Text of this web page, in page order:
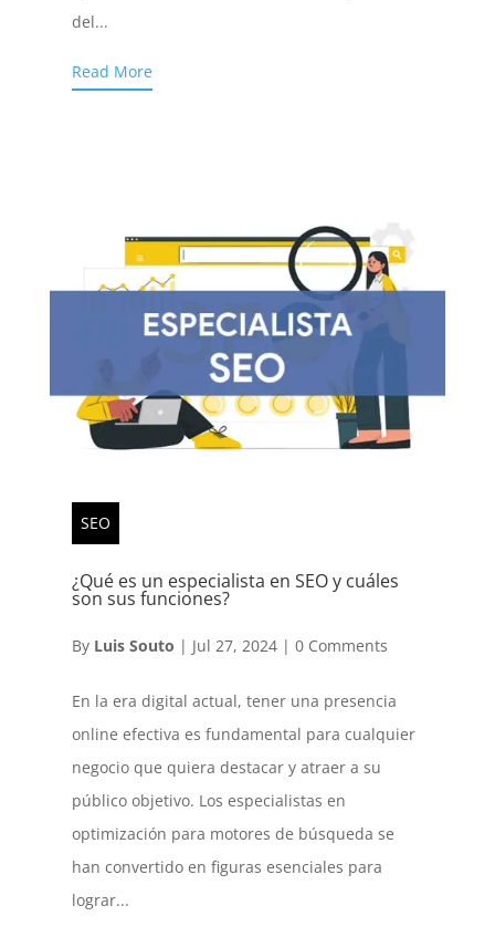
del...
Read More
SEO
¿Qué es un especialista en SEO y cuáles
son sus funciones?
By Luis Souto | Jul 27, 2024| 0 Comments
En la era digital actual, tener una presencia
online efectiva es fundamental para cualquier
negocio que quiera destacar y atraer a su
público objetivo. Los especialistas en
optimización para motores de búsqueda se
han convertido en figuras esenciales para
lograr...